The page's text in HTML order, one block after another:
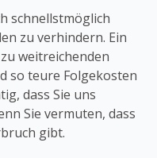
schnellstmöglich
zu verhindern. Ein
weitreichenden
so teure Folgekosten
dass Sie uns
Sie vermuten, dass
gibt.